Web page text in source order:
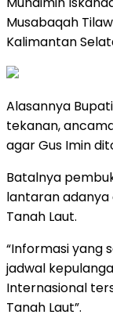
Musabaqah
Kalimantan
Alasannya
tekanan,
agar Gus Imin
Batalnya
lantaran adanya
Tanah Laut.
“Informasi yang
jadwal
Internasional
Tanah Laut”.